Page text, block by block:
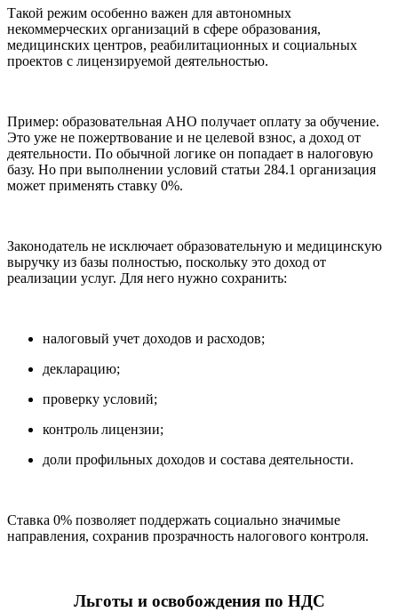
Такой режим особенно важен для автономных
некоммерческих организаций в сфере образования,
медицинских центров, реабилитационных и социальных
проектов с лицензируемой деятельностью.
Пример: образовательная АНО получает оплату за обучение.
Это уже не пожертвование и не целевой взнос, а доход от
деятельности. По обычной логике он попадает в налоговую
базу. Но при выполнении условий статьи 284.1 организация
может применять ставку 0%.
Законодатель не исключает образовательную и медицинскую
выручку из базы полностью, поскольку это доход от
реализации услуг. Для него нужно сохранить:
налоговый учет доходов и расходов;
декларацию;
проверку условий;
контроль лицензии;
доли профильных доходов и состава деятельности.
Ставка 0% позволяет поддержать социально значимые
направления, сохранив прозрачность налогового контроля.
Льготы и освобождения по НДС